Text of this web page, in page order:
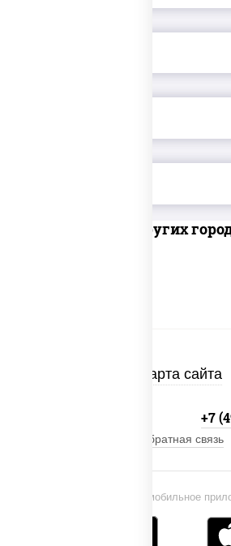
Доставка в других
Карта сайта
Установи мобильное
+7
Обратная связь